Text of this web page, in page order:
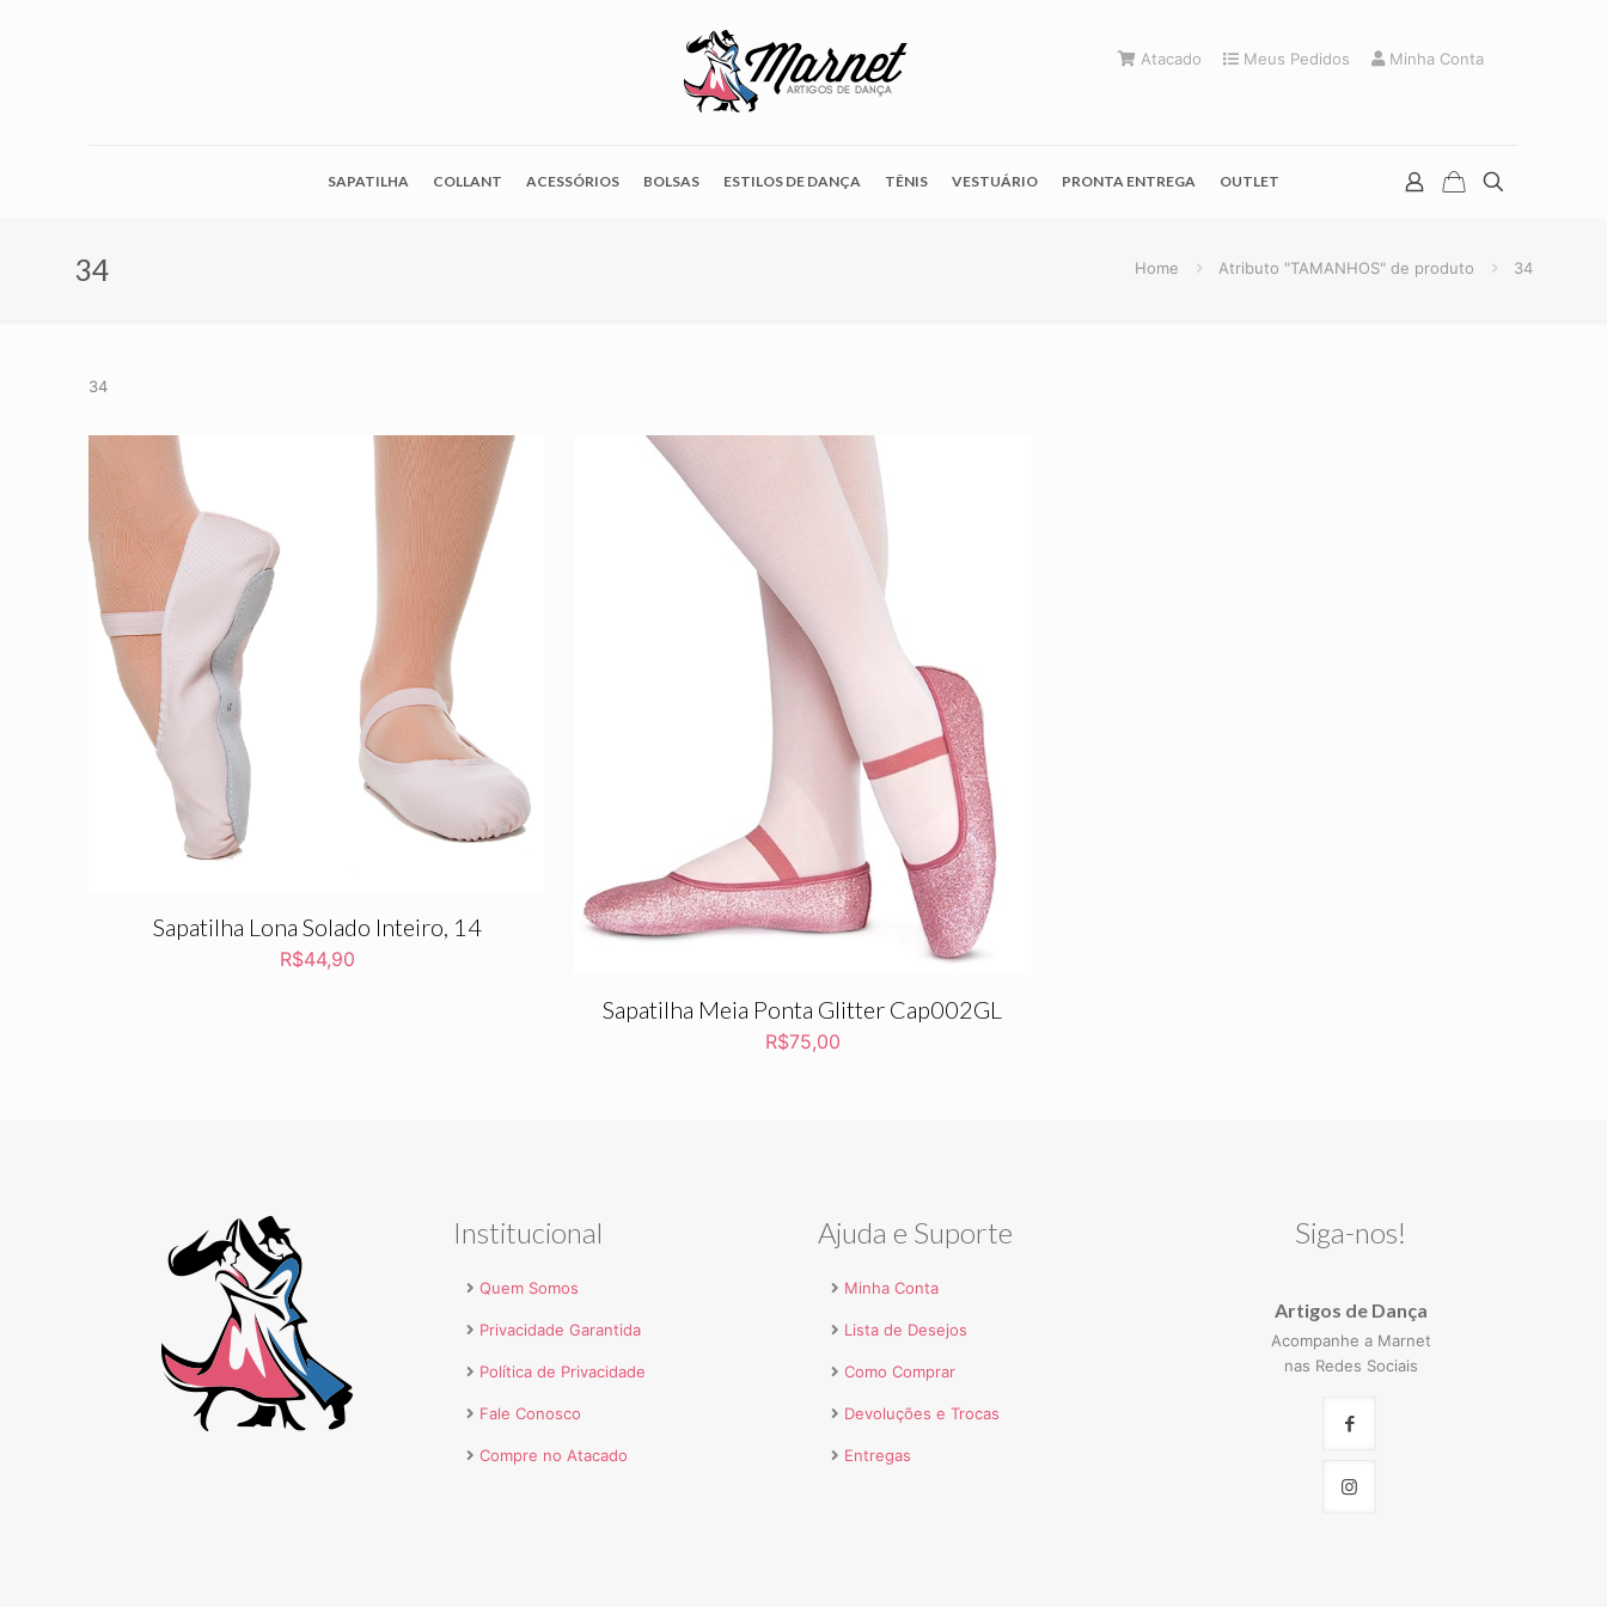
SAPATILHA COLLANT ACESSÓRIOS BOLSAS ESTILOS DE DANÇA TÊNIS VESTUÁRIO PRONTA ENTREGA OUTLET
Atacado Meus Pedidos Minha Conta
34 Home Atributo "TAMANHOS" de produto 34
34
Sapatilha Lona Solado Inteiro, 14
R$44,90
Sapatilha Meia Ponta Glitter Cap002GL
R$75,00
Institucional
Quem Somos
Privacidade Garantida
Política de Privacidade
Fale Conosco
Compre no Atacado
Ajuda e Suporte
Minha Conta
Lista de Desejos
Como Comprar
Devoluções e Trocas
Entregas
Siga-nos!
Artigos de Dança
Acompanhe a Marnet
nas Redes Sociais